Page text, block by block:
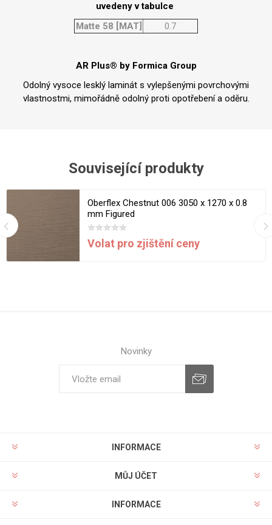
uvedeny v tabulce
Matte 58 [MAT]
0.7
AR Plus® by Formica Group
Odolný vysoce lesklý laminát s vylepšenými povrchovými
vlastnostmi, mimořádně odolný proti opotřebení a oděru.
Související produkty
Oberflex Chestnut 006 3050 x 1270 x 0.8
mm Figured
Volat pro zjištění ceny
Novinky
INFORMACE
MŮJ ÚČET
INFORMACE